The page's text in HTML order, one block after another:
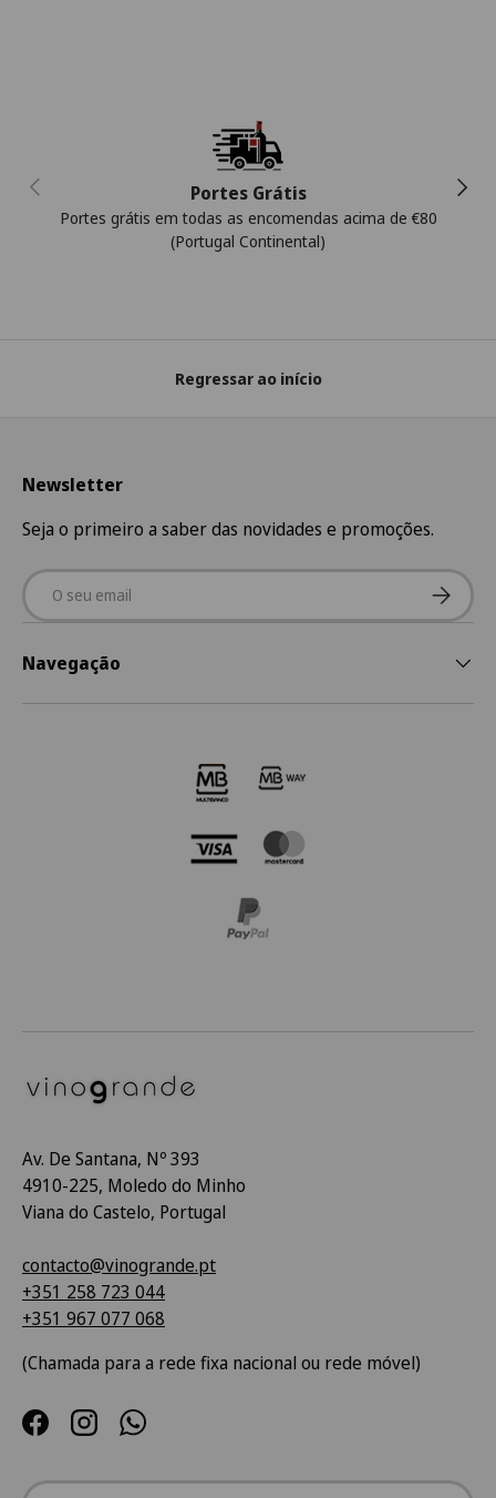
Anterior Portes Grátis
Portes grátis em todas as encomendas acima de €80
(Portugal Continental)
Regressar ao início
Newsletter
Seja o primeiro a saber das novidades e promoções.
Email
Navegação
Av. De Santana, Nº 393
4910-225, Moledo do Minho
Viana do Castelo, Portugal
contacto@vinogrande.pt
+351 258 723 044
+351 967 077 068
(Chamada para a rede fixa nacional ou rede móvel)
FacebookInstagramWhatsApp
País/Região